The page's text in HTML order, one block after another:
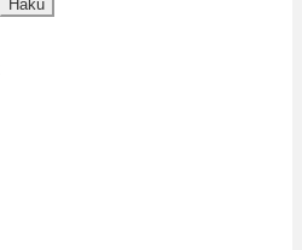
Haku